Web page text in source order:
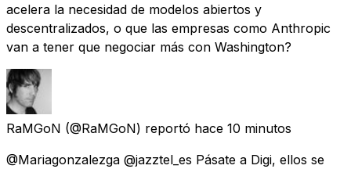
acelera la necesidad de modelos abiertos y
descentralizados, o que las empresas como Anthropic
van a tener que negociar más con Washington?
RaMGoN (@RaMGoN) reportó hace 10 minutos
@Mariagonzalezga @jazztel_es Pásate a Digi, ellos se